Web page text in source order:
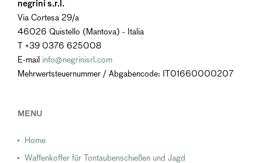
negrini s.r.l.
Via Cortesa 29/a
46026 Quistello (Mantova) - Italia
T +39 0376 625008
E-mail info@negrinisrl.com
Mehrwertsteuernummer / Abgabencode: IT01660000207
MENU
Home
Waffenkoffer für Tontaubenschießen und Jagd